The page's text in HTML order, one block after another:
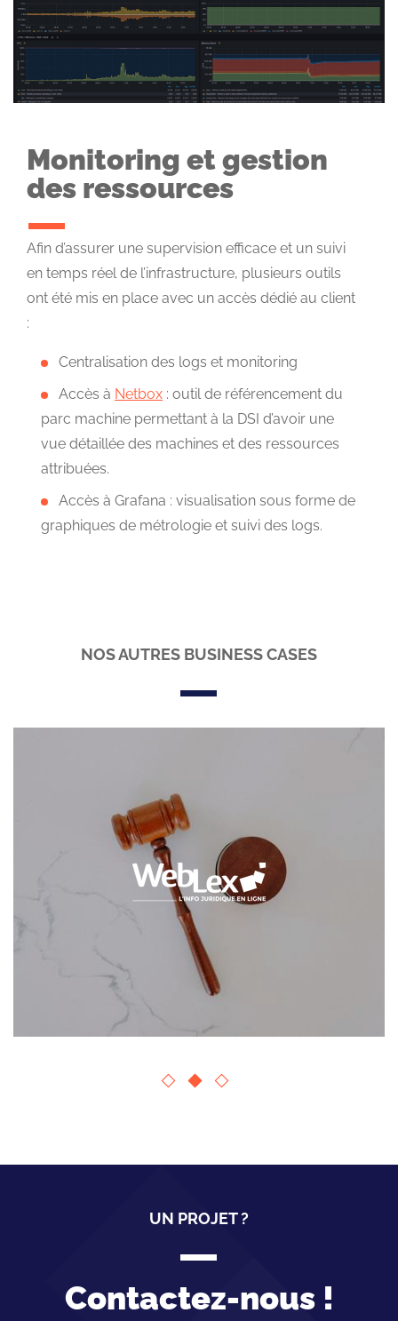
Monitoring et gestion
des ressources
Afin d’assurer une supervision efficace et un suivi
en temps réel de l’infrastructure, plusieurs outils
ont été mis en place avec un accès dédié au client
:
Centralisation des logs et monitoring
Accès à Netbox : outil de référencement du
parc machine permettant à la DSI d’avoir une
vue détaillée des machines et des ressources
attribuées.
Accès à Grafana : visualisation sous forme de
graphiques de métrologie et suivi des logs.
NOS AUTRES BUSINESS CASES
UN PROJET ?
Contactez-nous !